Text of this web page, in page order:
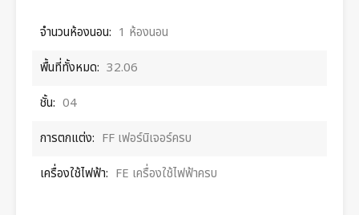
จำนวนห้องนอน: 1 ห้องนอน
พื้นที่ทั้งหมด: 32.06
ชั้น: 04
การตกแต่ง: FF เฟอร์นิเจอร์ครบ
เครื่องใช้ไฟฟ้า: FE เครื่องใช้ไฟฟ้าครบ